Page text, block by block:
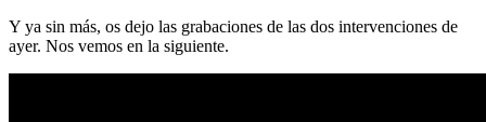
Y ya sin más, os dejo las grabaciones de las dos intervenciones de
ayer. Nos vemos en la siguiente.